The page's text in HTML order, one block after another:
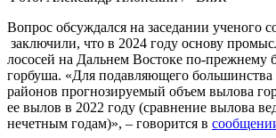
Вопрос обсуждался на заседании ученого
заключили, что в 2024 году основу
лососей на Дальнем Востоке по-прежнему
горбуша. «Для подавляющего
районов прогнозируемый объем вылова
ее вылов в 2022 году (сравнение вылова
нечетным годам)», – говорится в